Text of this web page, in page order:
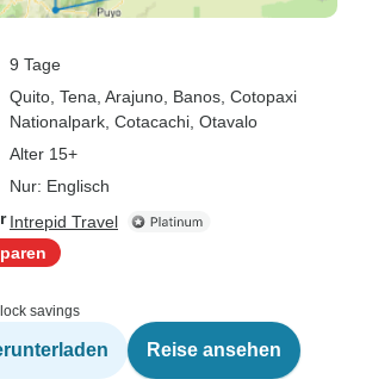
9 Tage
Quito , Tena , Arajuno , Banos , Cotopaxi
Nationalpark , Cotacachi , Otavalo
Alter 15+
Nur: Englisch
Intrepid Travel
savings
Reise ansehen